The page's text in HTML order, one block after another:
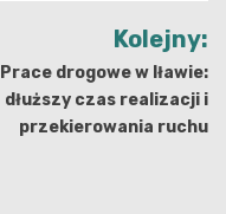
Kolejny:
Prace drogowe w Iławie:
dłuższy czas realizacji i
przekierowania ruchu